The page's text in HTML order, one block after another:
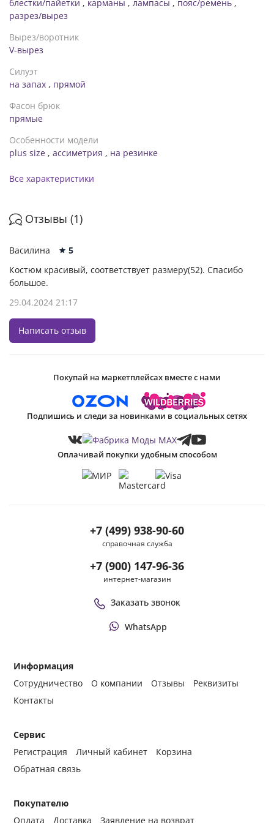
внешнему шву с учетом пояса 105см, от - 90/108см, об
-114см. Рекомендации по уходу: деликатная стирка
зависимости от особенностей ткани, техническим
Особенностям пошива, степенью усадки ткани **в
зависимости от цветопередачи вашего монитора, оттенок
изделия может немного отличаться ***в зависимости от
блестки/пайетки , карманы , лампасы , пояс/ремень ,
разрез/вырез
Вырез/воротник
V-вырез
Силуэт
на запах , прямой
Фасон брюк
прямые
Особенности модели
plus size , ассиметрия , на резинке
Все характеристики
Отзывы (1)
Василина
5
Костюм красивый, соответствует размеру(52). Спасибо
большое.
29.04.2024 21:17
Написать отзыв
Информация
Сотрудничество
О компании Отзывы
Реквизиты
Контакты
Сервис
Регистрация
Личный кабинет
Корзина
Обратная связь
Покупателю
Оплата
Доставка Заявление на возврат
+7 (499) 938-90-60
справочная служба
+7 (900) 147-96-36
интернет-магазин
Заказать звонок
WhatsApp
Покупай на маркетплейсах вместе с нами
Подпишись и следи за новинками в социальных сетях
Оплачивай покупки удобным способом